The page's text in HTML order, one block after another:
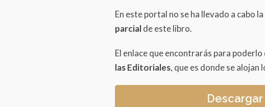
En este portal no se ha llevado a cabo la
parcialde este libro.
El enlace que encontrarás para
las Editoriales, que es donde se alojan